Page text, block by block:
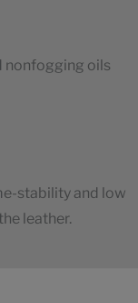
nonfogging oils
stability and low
leather.